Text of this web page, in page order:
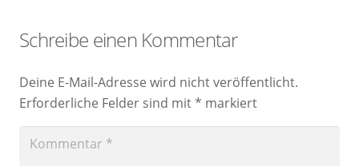
Schreibe einen Kommentar
Deine E-Mail-Adresse wird nicht veröffentlicht.
Erforderliche Felder sind mit* markiert